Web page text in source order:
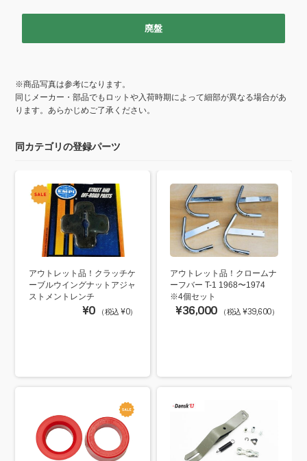
廃盤
※商品写真は参考になります。
同じメーカー・部品でもロットや入荷時期によって細部が異なる場合があ
ります。あらかじめご了承ください。
同カテゴリの登録パーツ
アウトレット品！クラッチケ
ーブルウイングナットアジャ
ストメントレンチ
¥0 （税込 ¥0）
アウトレット品！クロームナ
ーフバー T-1 1968〜1974
※4個セット
¥36,000 （税込 ¥39,600）